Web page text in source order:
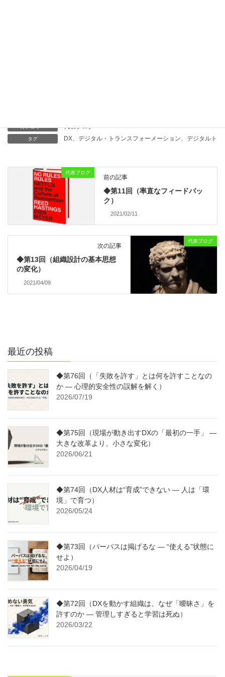
カテゴリー 代表ブログ
タグ DX、デジタル・トランスフォーメーション、デジタルト
代表ブログ
前の記事
◆第11回（率直なフィードバッ
ク）
2021/02/11
代表ブログ
次の記事
◆第13回（組織設計の基本思想
の変化）
2021/04/09
最近の投稿
◆第76回（「失敗を許す」とは何を許すことなの
か ― 心理的安全性の誤解を解く）
2026/07/19
◆第75回（現場が動き出すDXの「最初の一手」 ―
大きな改革より、小さな変化）
2026/06/21
◆第74回（DX人材は“育成”できない ― 人は「環
境」で育つ）
2026/05/24
◆第73回（パーパスは掲げるな ― “使える”状態に
せよ）
2026/04/19
◆第72回（DXを動かす組織は、なぜ「曖昧さ」を
許すのか ― 管理しすぎると学習は死ぬ）
2026/03/22